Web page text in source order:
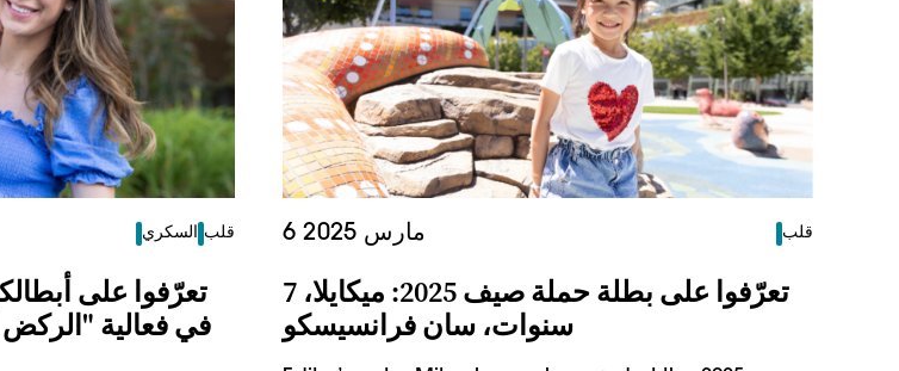
السكري قلب
تعرّفوا على
6 مارس 2025 قلب
تعرّفوا على بطلة حملة صيف 2025: ميكايلا، 7
سنوات، سان فرانسيسكو